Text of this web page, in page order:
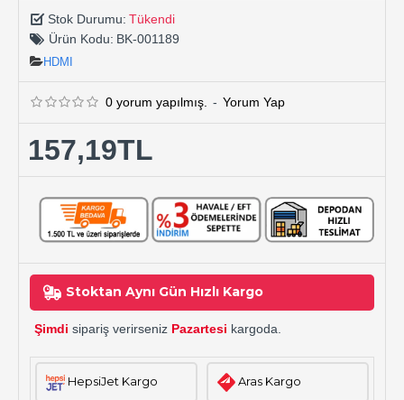
Stok Durumu: Tükendi
Ürün Kodu: BK-001189
HDMI
0 yorum yapılmış. - Yorum Yap
157,19TL
Stoktan Aynı Gün Hızlı Kargo
Şimdi sipariş verirseniz Pazartesi kargoda.
HepsiJet Kargo Aras Kargo